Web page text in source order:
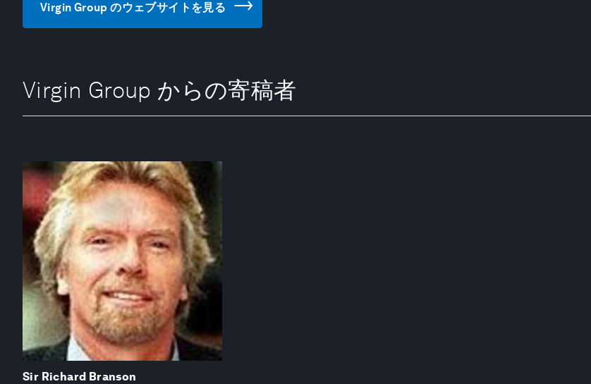
Virgin Group のウェブサイトを見る
Virgin Group からの寄稿者
Sir Richard Branson